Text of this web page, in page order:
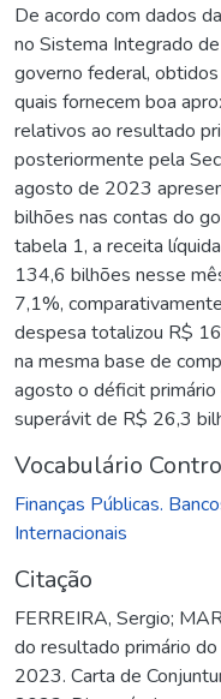
De acordo com dados
no Sistema Integrado
governo federal,
quais fornecem boa
relativos ao resultado
posteriormente pela
agosto de 2023
bilhões nas contas do
tabela 1, a receita
134,6 bilhões nesse
7,1%,
despesa totalizou R$
na mesma base de
agosto o déficit
superávit de R$ 26,3
Vocabulário
Finanças Públicas.
Internacionais
Citação
FERREIRA, Sergio;
do resultado primário
2023. Carta de